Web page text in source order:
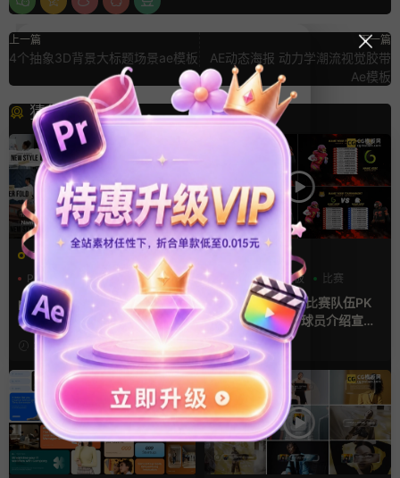
上一篇
4个抽象3D背景大标题场景ae模板
下一篇
AE动态海报 动力学潮流视觉胶带
Ae模板
猜你喜欢
PR基本图形mogrt
PR基本图形
PR字幕模板
人物介绍
pr字幕模板 9组胶带贴纸人物
介绍角标动画PR模版
2天前
字幕模板 比赛
ae体育模板 足球比赛队伍PK
比分牌对决卡片球员介绍宣传
视频AE模板
2天前